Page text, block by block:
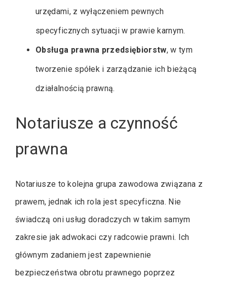
urzędami, z wyłączeniem pewnych
specyficznych sytuacji w prawie karnym.
Obsługa prawna przedsiębiorstw, w tym
tworzenie spółek i zarządzanie ich bieżącą
działalnością prawną.
Notariusze a czynność
prawna
Notariusze to kolejna grupa zawodowa związana z
prawem, jednak ich rola jest specyficzna. Nie
świadczą oni usług doradczych w takim samym
zakresie jak adwokaci czy radcowie prawni. Ich
głównym zadaniem jest zapewnienie
bezpieczeństwa obrotu prawnego poprzez